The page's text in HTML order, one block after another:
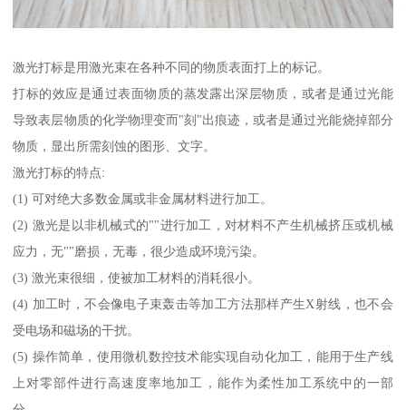
激光打标是用激光束在各种不同的物质表面打上的标记。
打标的效应是通过表面物质的蒸发露出深层物质，或者是通过光能
导致表层物质的化学物理变而"刻"出痕迹，或者是通过光能烧掉部分
物质，显出所需刻蚀的图形、文字。
激光打标的特点:
(1) 可对绝大多数金属或非金属材料进行加工。
(2) 激光是以非机械式的""进行加工，对材料不产生机械挤压或机械
应力，无""磨损，无毒，很少造成环境污染。
(3) 激光束很细，使被加工材料的消耗很小。
(4) 加工时，不会像电子束轰击等加工方法那样产生X射线，也不会
受电场和磁场的干扰。
(5) 操作简单，使用微机数控技术能实现自动化加工，能用于生产线
上对零部件进行高速度率地加工，能作为柔性加工系统中的一部